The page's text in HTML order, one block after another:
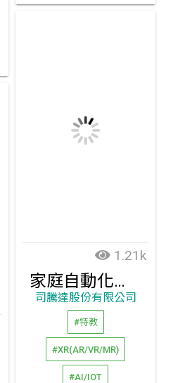
1.21k
家庭自動化的元宇宙模型
司騰達股份有限公司
#特教
#XR(AR/VR/MR)
#AI/IOT